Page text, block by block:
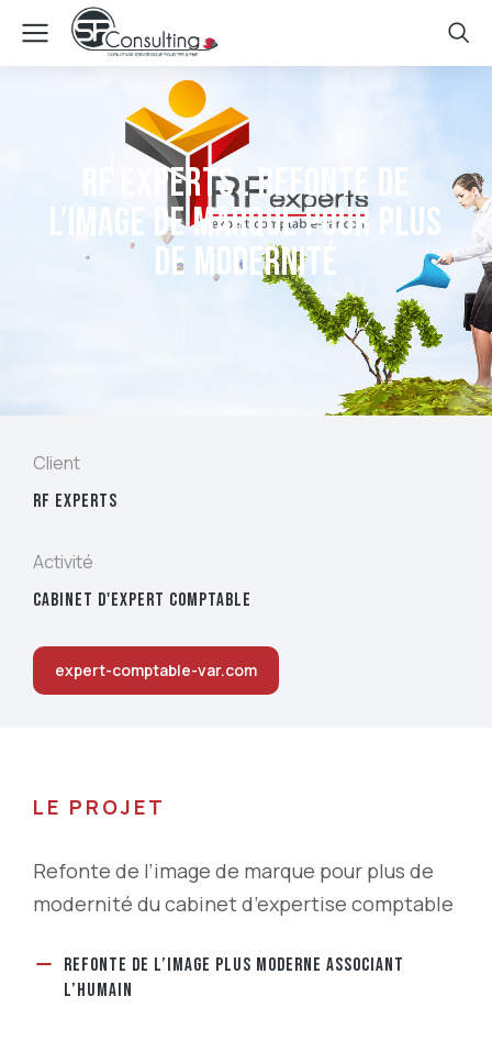
RF EXPERTS : Refonte de
l’image de marque pour plus
de modernité
Client
RF EXPERTS
Activité
CABINET D'EXPERT COMPTABLE
expert-comptable-var.com
LE PROJET
Refonte de l’image de marque pour plus de
modernité du cabinet d’expertise comptable
REFONTE DE L’IMAGE PLUS MODERNE ASSOCIANT
L’HUMAIN